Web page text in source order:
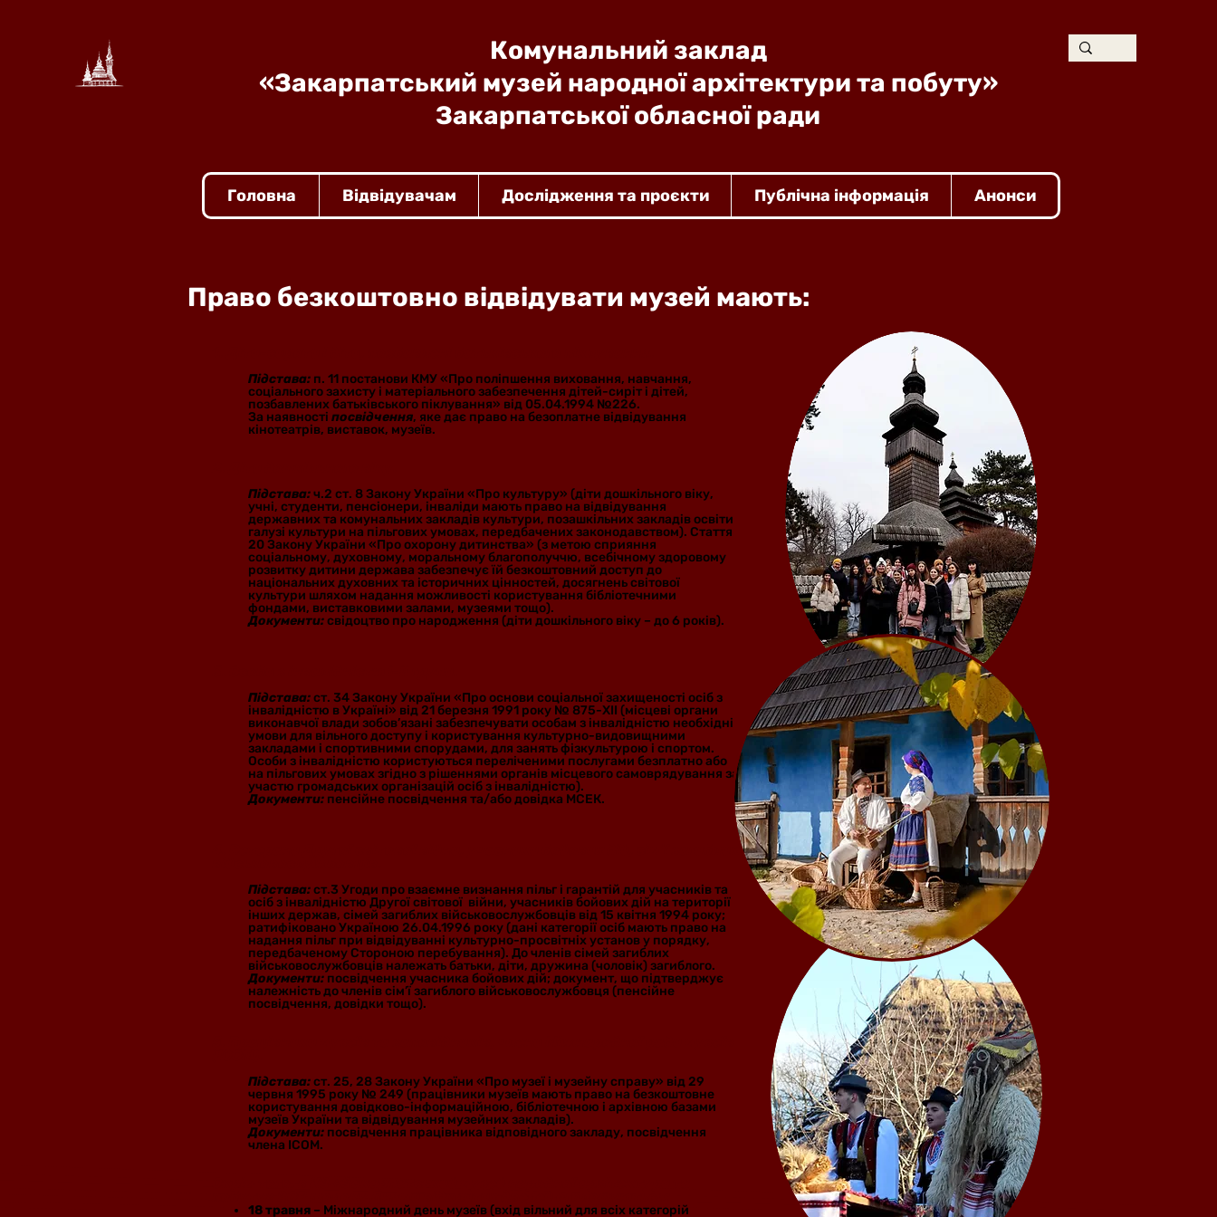
Комунальний заклад
«Закарпатський музей народної архітектури та побуту»
Закарпатської обласної ради
Головна Відвідувачам Дослідження та проєкти Публічна інформація Анонси
Право безкоштовно відвідувати музей мають:
Підстава: п. 11 постанови КМУ «Про поліпшення виховання, навчання,
соціального захисту і матеріального забезпечення дітей-сиріт і дітей,
позбавлених батьківського піклування» від 05.04.1994 №226.
За наявності посвідчення, яке дає право на безоплатне відвідування
кінотеатрів, виставок, музеїв.
Підстава:ч.2 ст. 8 Закону України «Про культуру» (діти дошкільного віку,
учні, студенти, пенсіонери, інваліди мають право на відвідування
державних та комунальних закладів культури, позашкільних закладів освіти
галузі культури на пільгових умовах, передбачених законодавством). Стаття
20 Закону України «Про охорону дитинства» (з метою сприяння
соціальному, духовному, моральному благополуччю, всебічному здоровому
розвитку дитини держава забезпечує їй безкоштовний доступ до
національних духовних та історичних цінностей, досягнень світової
культури шляхом надання можливості користування бібліотечними
фондами, виставковими залами, музеями тощо).
Документи:свідоцтво про народження (діти дошкільного віку – до 6 років).
Підстава:ст. 34 Закону України «Про основи соціальної захищеності осіб з
інвалідністю в Україні» від 21 березня 1991 року № 875-XII (місцеві органи
виконавчої влади зобов’язані забезпечувати особам з інвалідністю необхідні
умови для вільного доступу і користування культурно-видовищними
закладами і спортивними спорудами, для занять фізкультурою і спортом.
Особи з інвалідністю користуються переліченими послугами безплатно або
на пільгових умовах згідно з рішеннями органів місцевого самоврядування за
участю громадських організацій осіб з інвалідністю).
Документи: пенсійне посвідчення та/або довідка МСЕК.
Підстава:ст.3 Угоди про взаємне визнання пільг і гарантій для учасників та
осіб з інвалідністю Другої світової війни, учасників бойових дій на території
інших держав, сімей загиблих військовослужбовців від 15 квітня 1994 року;
ратифіковано Україною 26.04.1996 року (дані категорії осіб мають право на
надання пільг при відвідуванні культурно-просвітніх установ у порядку,
передбаченому Стороною перебування). До членів сімей загиблих
військовослужбовців належать батьки, діти, дружина (чоловік) загиблого.
Документи: посвідчення учасника бойових дій; документ, що підтверджує
належність до членів сім’ї загиблого військовослужбовця (пенсійне
посвідчення, довідки тощо).
Підстава:ст. 25, 28 Закону України «Про музеї і музейну справу» від 29
червня 1995 року № 249 (працівники музеїв мають право на безкоштовне
користування довідково-інформаційною, бібліотечною і архівною базами
музеїв України та відвідування музейних закладів).
Документи: посвідчення працівника відповідного закладу, посвідчення
члена ICOM.
18 травня – Міжнародний день музеїв (вхід вільний для всіх категорій